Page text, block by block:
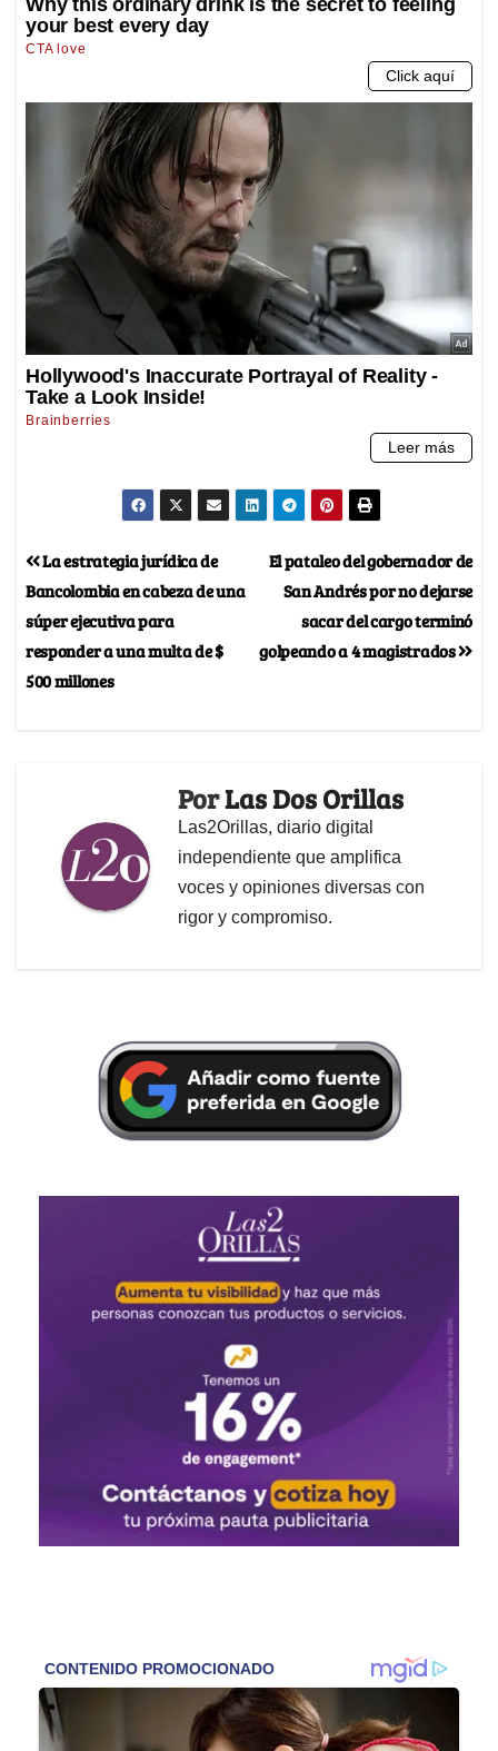
El pataleo del gobernador de
San Andrés por no dejarse
sacar del cargo terminó
golpeando a 4 magistrados
La estrategia jurídica de
Bancolombia en cabeza de una
súper ejecutiva para
responder a una multa de $
500 millones
PorLas Dos Orillas
Las2Orillas, diario digital
independiente que amplifica
voces y opiniones diversas con
rigor y compromiso.